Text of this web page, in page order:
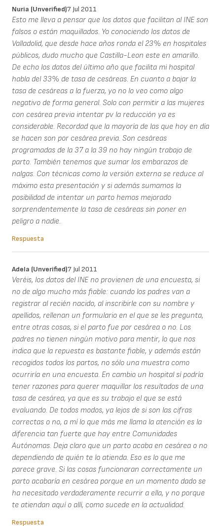
Nuria (unverified)7 Jul 2011
Esto me lleva a pensar que los datos que facilitan al INE son
falsos o están maquillados. Yo conociendo los datos de
Valladolid, que desde hace años ronda el 23% en hospitales
públicos, dudo mucho que Castilla-Leon este en amarillo.
De echo los datos del último año que facilita mi hospital
habla del 33% de tasa de cesáreas. En cuanto a bajar la
tasa de cesáreas a la fuerza, yo no lo veo como algo
negativo de forma general. Solo con permitir a las mujeres
con cesárea previa intentar pv la reducción ya es
considerable. Recordad que la mayoría de las que hoy en día
se hacen son por cesárea previa. Son cesáreas
programadas de la 37 a la 39 no hay ningún trabajo de
parto. También tenemos que sumar los embarazos de
nalgas. Con técnicas como la versión externa se reduce al
máximo esta presentación y si además sumamos la
posibilidad de intentar un parto hemos mejorado
sorprendentemente la tasa de cesáreas sin poner en
peligro a nadie.
Respuesta
Adela (unverified)7 Jul 2011
Veréis, los datos del INE no provienen de una encuesta, si
no de algo mucho más fiable: cuando los padres van a
registrar al recién nacido, al inscribirle con su nombre y
apellidos, rellenan un formulario en el que se les pregunta,
entre otras cosas, si el parto fue por cesárea o no. Los
padres no tienen ningún motivo para mentir, lo que nos
indica que la repuesta es bastante fiable, y además están
recogidos todos los partos, no sólo una muestra como
ocurriría en una encuesta. En cambio un hospital sí podría
tener razones para querer maquillar los resultados de una
tasa de cesárea, ya que es su trabajo el que se está
evaluando. De todos modos, ya lejos de si son las cifras
correctas o no, a mí lo que más me llama la atención es la
diferencia tan fuerte que hay entre Comunidades
Autónomas. Deja claro que un parto acaba en cesárea o no
dependiendo de quién te lo atienda. Eso es lo que me
parece grave. Si las cosas funcionaran correctamente un
parto acabaría en cesárea porque en un momento dado se
ha necesitado verdaderamente recurrir a ella, y no porque
te atiendan aquí o allí, como sucede en la actualidad.
Respuesta